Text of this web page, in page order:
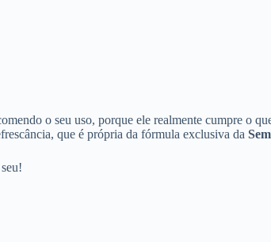
o seu uso, porque ele realmente cumpre o
que é própria da fórmula exclusiva da